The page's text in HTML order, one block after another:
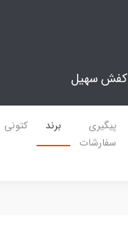
کفش سهیل
پیگیری
سفارشات
برند کتونی